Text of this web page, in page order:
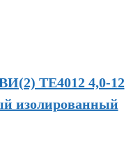
TE4012 4,0-12
изолированный